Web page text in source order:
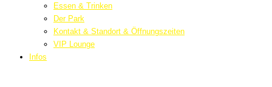
Essen & Trinken
Der Park
Kontakt & Standort & Öffnungszeiten
VIP Lounge
Infos